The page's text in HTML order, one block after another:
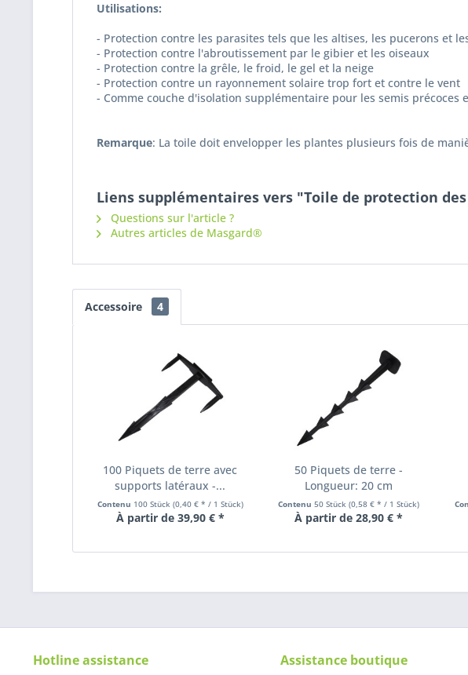
Utilisations:
- Protection contre les parasites tels que les altises, les pucerons et
- Protection contre l'abroutissement par le gibier et les oiseaux
- Protection contre la grêle, le froid, le gel et la neige
- Protection contre un rayonnement solaire trop fort et contre le vent
- Comme couche d'isolation supplémentaire pour les semis précoces
Remarque: La toile doit envelopper les plantes plusieurs fois de
Liens supplémentaires vers "Toile de protection des
Questions sur l'article ?
Autres articles de Masgard®
Accessoire 4
100 Piquets de terre avec
supports latéraux -...
Contenu 100 Stück (0,40 € * / 1 Stück)
À partir de 39,90 € *
50 Piquets de terre -
Longueur: 20 cm
Contenu50 Stück(0,58 € * / 1 Stück)
À partir de 28,90 € *
Hotline assistance Assistance boutique